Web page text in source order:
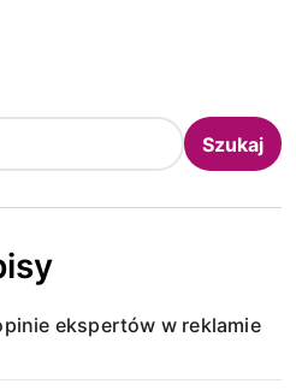
Szukaj
ekspertów w reklamie